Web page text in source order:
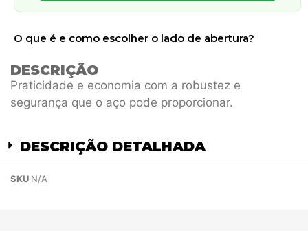
O que é e como escolher o lado de abertura?
DESCRIÇÃO
Praticidade e economia com a robustez e
segurança que o aço pode proporcionar.
DESCRIÇÃO DETALHADA
SKU N/A